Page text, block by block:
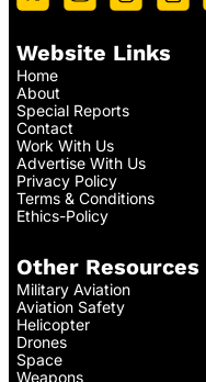
Website Links
Home
About
Special Reports
Contact
Work With Us
Advertise With Us
Privacy Policy
Terms & Conditions
Ethics-Policy
Other Resources
Military Aviation
Aviation Safety
Helicopter
Drones
Space
Weapons